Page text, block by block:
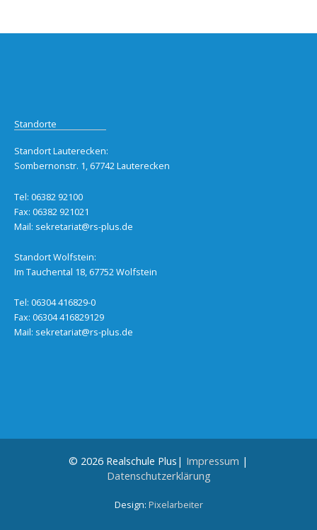
Standorte
Standort Lauterecken:
Sombernonstr. 1, 67742 Lauterecken
Tel: 06382 92100
Fax: 06382 921021
Mail: sekretariat@rs-plus.de
Standort Wolfstein:
Im Tauchental 18, 67752 Wolfstein
Tel: 06304 416829-0
Fax: 06304 416829129
Mail: sekretariat@rs-plus.de
© 2026 Realschule Plus| Impressum |
Datenschutzerklärung
Design: Pixelarbeiter